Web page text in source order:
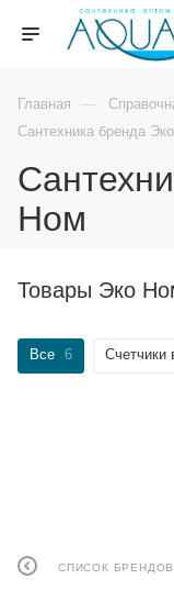
Главная —
Сантехника бренда
Ном
Товары Эко
Все 6 Счетчики
СПИСОК БРЕНДОВ